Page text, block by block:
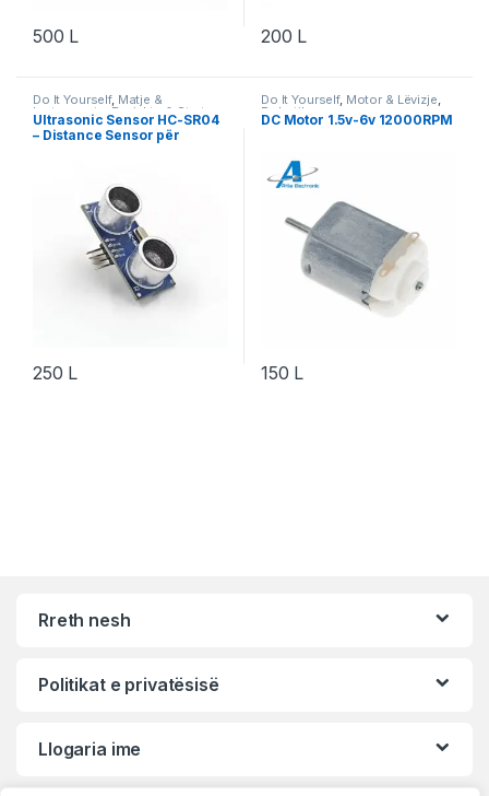
500 L 200 L
Do It Yourself, Matje &
Instrumente ,Projekte & Starter
Kit,Robotika
Ultrasonic Sensor HC-SR04
– Distance Sensor për
250 L
Do It Yourself, Motor & Lëvizje,
Robotika
DC Motor 1.5v-6v 12000RPM
150 L
Rreth nesh
Politikat e privatësisë
Llogaria ime